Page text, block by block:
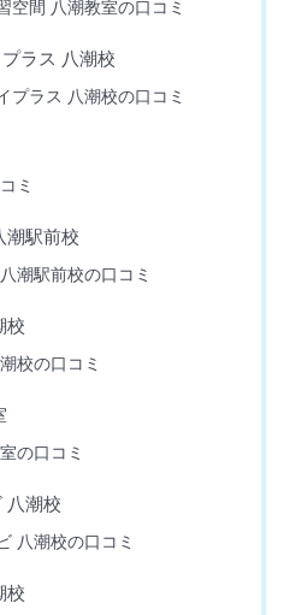
空間 八潮教室の口コミ
ラス 八潮校
プラス 八潮校の口コミ
ミ
潮駅前校
潮駅前校の口コミ
校
校の口コミ
の口コミ
八潮校
八潮校の口コミ
校